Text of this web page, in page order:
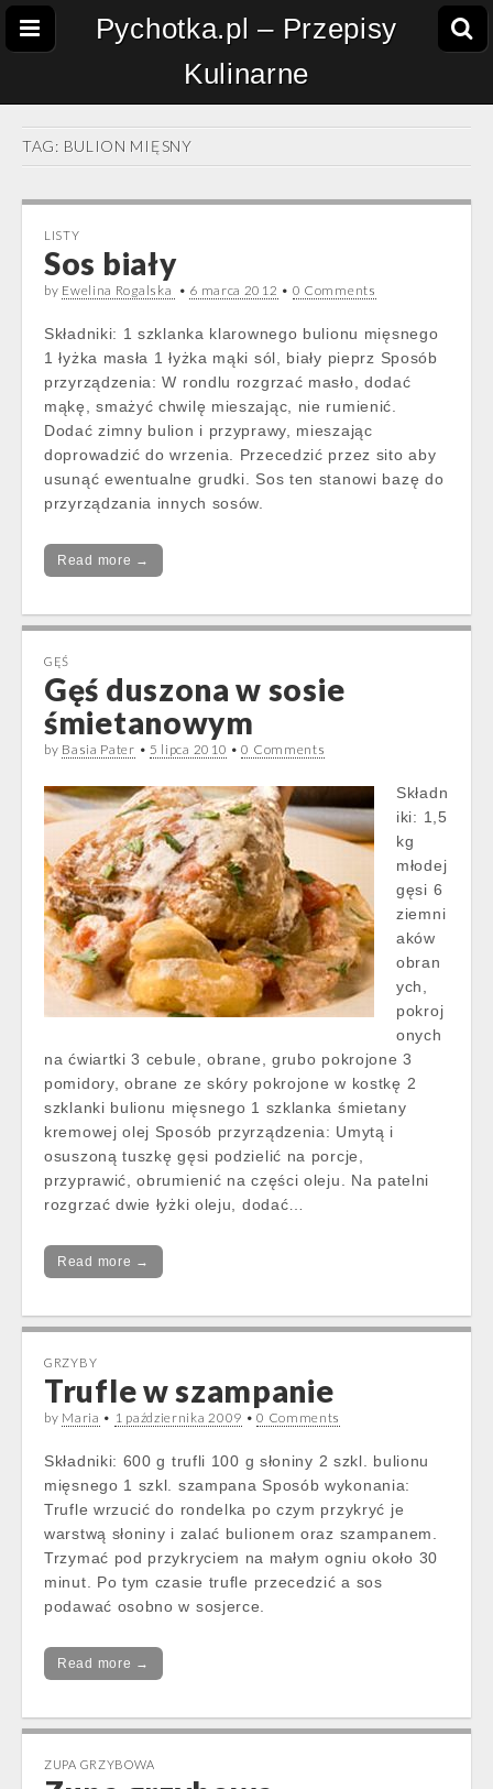
Pychotka.pl – Przepisy
Kulinarne
TAG: BULION MIĘSNY
LISTY
Sos biały
by Ewelina Rogalska • 6 marca 2012 • 0 Comments
Składniki: 1 szklanka klarownego bulionu mięsnego
1 łyżka masła 1 łyżka mąki sól, biały pieprz Sposób
przyrządzenia: W rondlu rozgrzać masło, dodać
mąkę, smażyć chwilę mieszając, nie rumienić.
Dodać zimny bulion i przyprawy, mieszając
doprowadzić do wrzenia. Przecedzić przez sito aby
usunąć ewentualne grudki. Sos ten stanowi bazę do
przyrządzania innych sosów.
Read more →
GĘŚ
Gęś duszona w sosie
śmietanowym
by Basia Pater • 5 lipca 2010 •0 Comments
Składn
iki: 1,5
kg
młodej
gęsi 6
ziemni
aków
obran
ych,
pokroj
onych
na ćwiartki 3 cebule, obrane, grubo pokrojone 3
pomidory, obrane ze skóry pokrojone w kostkę 2
szklanki bulionu mięsnego 1 szklanka śmietany
kremowej olej Sposób przyrządzenia: Umytą i
osuszoną tuszkę gęsi podzielić na porcje,
przyprawić, obrumienić na części oleju. Na patelni
rozgrzać dwie łyżki oleju, dodać…
Read more →
GRZYBY
Trufle w szampanie
by Maria • 1 października 2009 •0 Comments
Składniki: 600 g trufli 100 g słoniny 2 szkl. bulionu
mięsnego 1 szkl. szampana Sposób wykonania:
Trufle wrzucić do rondelka po czym przykryć je
warstwą słoniny i zalać bulionem oraz szampanem.
Trzymać pod przykryciem na małym ogniu około 30
minut. Po tym czasie trufle przecedzić a sos
podawać osobno w sosjerce.
Read more →
ZUPA GRZYBOWA